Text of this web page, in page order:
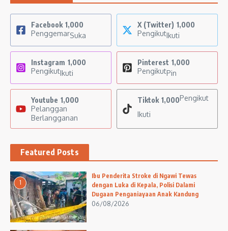
Facebook 1,000
PenggemarSuka
X (Twitter) 1,000
PengikutIkuti
Instagram 1,000
PengikutIkuti
Pinterest 1,000
PengikutPin
Youtube 1,000
Pelanggan
Berlangganan
Tiktok 1,000Pengikut
Ikuti
Featured Posts
1
Ibu Penderita Stroke di Ngawi Tewas
dengan Luka di Kepala, Polisi Dalami
Dugaan Penganiayaan Anak Kandung
06/08/2026